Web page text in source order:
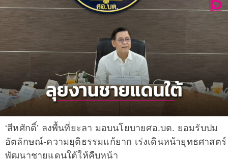
‘สีหศักดิ์’ ลงพื้นที่ยะลา มอบนโยบายศอ.บต. ยอมรับปม
อัตลักษณ์-ความยุติธรรมแก้ยาก เร่งเดินหน้ายุทธศาสตร์
พัฒนาชายแดนใต้ให้คืบหน้า